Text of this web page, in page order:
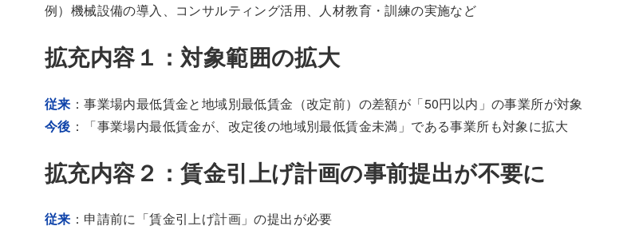
例）機械設備の導入、コンサルティング活用、人材教育・訓練の実施など
拡充内容１：対象範囲の拡大
従来 ：事業場内最低賃金と地域別最低賃金（改定前）の差額が「50円以内」の事業所が対象
今後 ：「事業場内最低賃金が、改定後の地域別最低賃金未満」である事業所も対象に拡大
拡充内容２：賃金引上げ計画の事前提出が不要に
従来 ：申請前に「賃金引上げ計画」の提出が必要